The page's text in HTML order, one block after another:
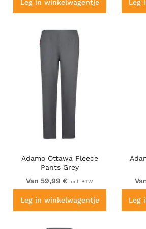
Leg in winkelwagentje Leg
Adamo Ottawa Fleece
Pants Grey
Van 59,99 € incl. BTW
Leg in winkelwagentje Leg